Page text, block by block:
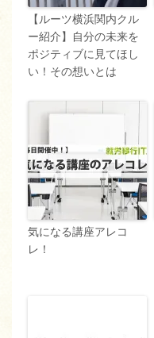
【ルーツ横浜関内クル
ー紹介】自分の未来を
ポジティブに見てほし
い！その想いとは
気になる講座アレコ
レ！